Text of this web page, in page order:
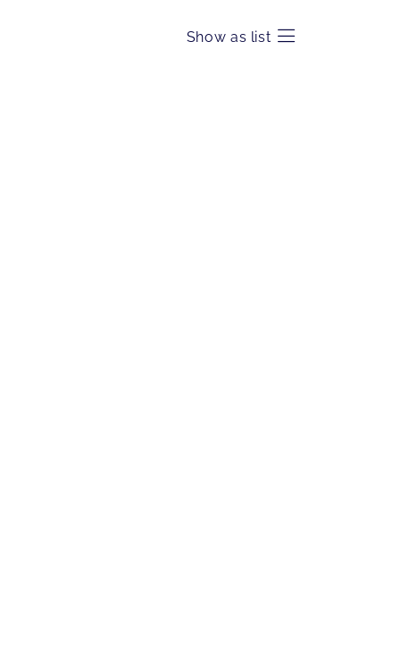
Show as list